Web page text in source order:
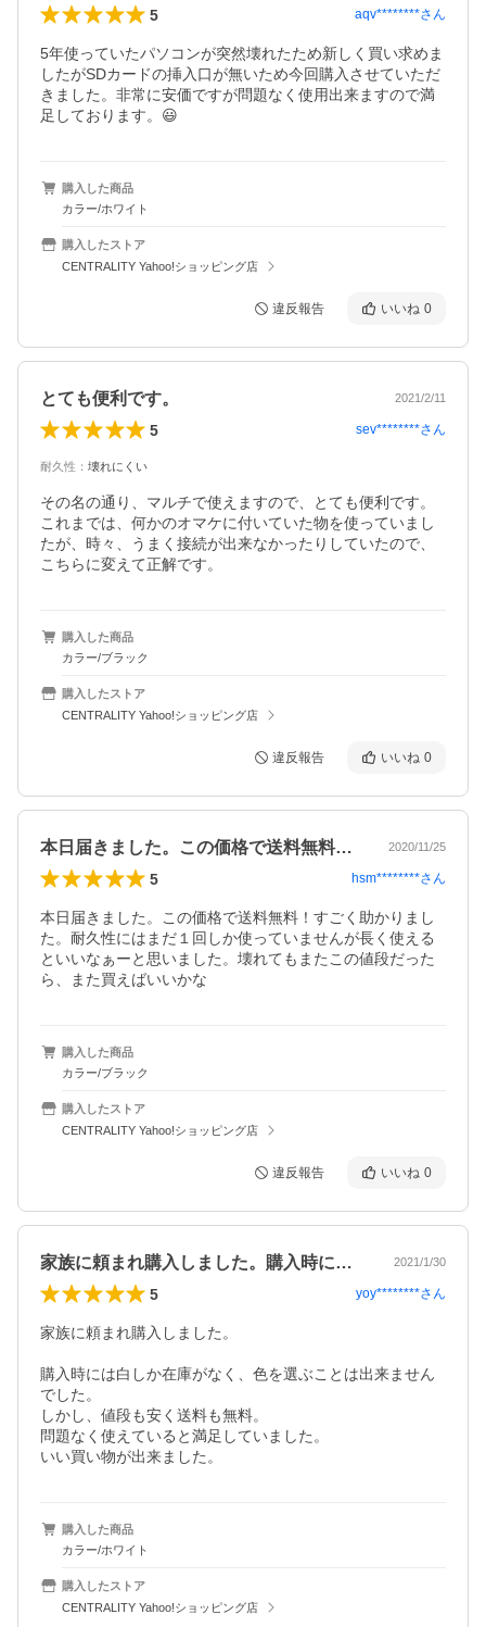
5 aqv********さん
5年使っていたパソコンが突然壊れたため新しく買い求めま
したがSDカードの挿入口が無いため今回購入させていただ
きました。非常に安価ですが問題なく使用出来ますので満
足しております。😃
購入した商品
カラー/ホワイト
購入したストア
CENTRALITY Yahoo!ショッピング店
違反報告 いいね 0
とても便利です。 2021/2/11
5 sev********さん
耐久性 ： 壊れにくい
その名の通り、マルチで使えますので、とても便利です。
これまでは、何かのオマケに付いていた物を使っていまし
たが、時々、うまく接続が出来なかったりしていたので、
こちらに変えて正解です。
購入した商品
カラー/ブラック
購入したストア
CENTRALITY Yahoo!ショッピング店
違反報告 いいね 0
本日届きました。この価格で送料無料！す… 2020/11/25
5 hsm********さん
本日届きました。この価格で送料無料！すごく助かりまし
た。耐久性にはまだ１回しか使っていませんが長く使える
といいなぁーと思いました。壊れてもまたこの値段だった
ら、また買えばいいかな
購入した商品
カラー/ブラック
購入したストア
CENTRALITY Yahoo!ショッピング店
違反報告 いいね 0
家族に頼まれ購入しました。購入時には白… 2021/1/30
5 yoy********さん
家族に頼まれ購入しました。
購入時には白しか在庫がなく、色を選ぶことは出来ません
でした。
しかし、値段も安く送料も無料。
問題なく使えていると満足していました。
いい買い物が出来ました。
購入した商品
カラー/ホワイト
購入したストア
CENTRALITY Yahoo!ショッピング店